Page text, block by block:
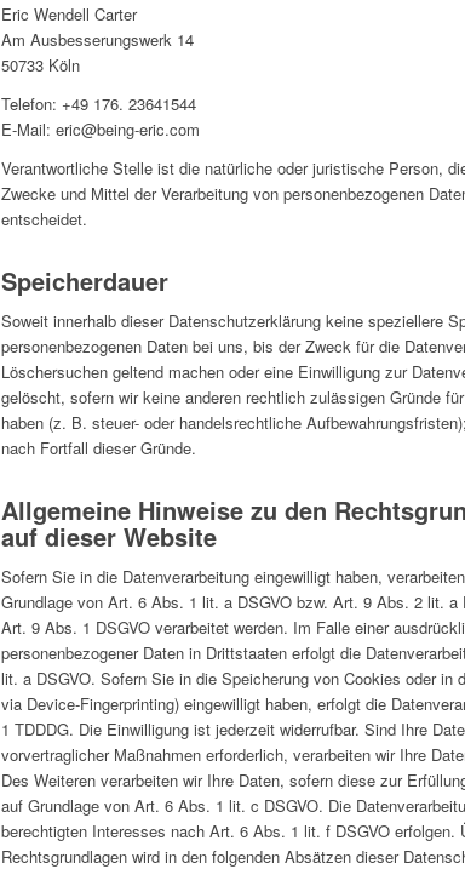
Eric Wendell Carter
Am Ausbesserungswerk 14
50733 Köln
Telefon: +49 176. 23641544
E-Mail: eric@being-eric.com
Verantwortliche Stelle ist die natürliche oder juristische Person,
Zwecke und Mittel der Verarbeitung von personenbezogenen
entscheidet.
Speicherdauer
Soweit innerhalb dieser Datenschutzerklärung keine speziellere
personenbezogenen Daten bei uns, bis der Zweck für die
Löschersuchen geltend machen oder eine Einwilligung zur
gelöscht, sofern wir keine anderen rechtlich zulässigen Gründe
haben (z. B. steuer- oder handelsrechtliche
nach Fortfall dieser Gründe.
Allgemeine Hinweise zu den
auf dieser Website
Sofern Sie in die Datenverarbeitung eingewilligt haben,
Grundlage von Art. 6 Abs. 1 lit. a DSGVO bzw. Art. 9 Abs. 2 lit.
Art. 9 Abs. 1 DSGVO verarbeitet werden. Im Falle einer
personenbezogener Daten in Drittstaaten erfolgt die
lit. a DSGVO. Sofern Sie in die Speicherung von Cookies oder
via Device-Fingerprinting) eingewilligt haben, erfolgt die
1 TDDDG. Die Einwilligung ist jederzeit widerrufbar. Sind Ihre
vorvertraglicher Maßnahmen erforderlich, verarbeiten wir Ihre
Des Weiteren verarbeiten wir Ihre Daten, sofern diese zur
auf Grundlage von Art. 6 Abs. 1 lit. c DSGVO. Die
berechtigten Interesses nach Art. 6 Abs. 1 lit. f DSGVO
Rechtsgrundlagen wird in den folgenden Absätzen dieser